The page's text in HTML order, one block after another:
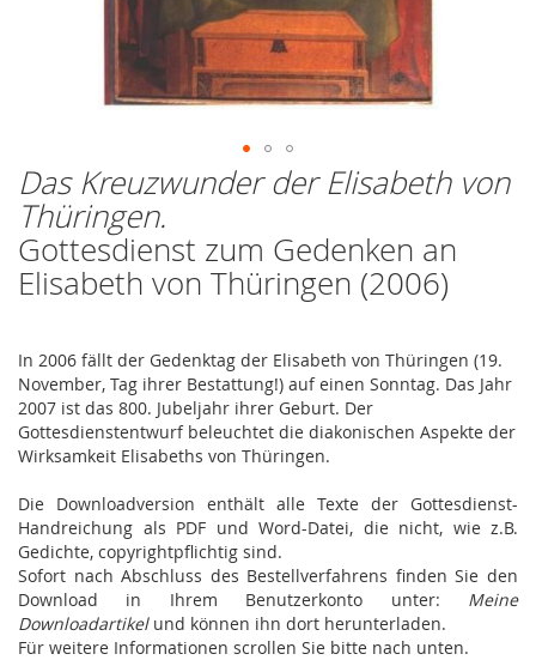
Das Kreuzwunder der Elisabeth von
Thüringen.
Gottesdienst zum Gedenken an
Elisabeth von Thüringen (2006)
In 2006 fällt der Gedenktag der Elisabeth von Thüringen (19.
November, Tag ihrer Bestattung!) auf einen Sonntag. Das Jahr
2007 ist das 800. Jubeljahr ihrer Geburt. Der
Gottesdienstentwurf beleuchtet die diakonischen Aspekte der
Wirksamkeit Elisabeths von Thüringen.
Die Downloadversion enthält alle Texte der Gottesdienst-
Handreichung als PDF und Word-Datei, die nicht, wie z.B.
Gedichte, copyrightpflichtig sind.
Sofort nach Abschluss des Bestellverfahrens finden Sie den
Download in Ihrem Benutzerkonto unter: Meine
Downloadartikel und können ihn dort herunterladen.
Für weitere Informationen scrollen Sie bitte nach unten.
Zum
Anfang
der
Bildergalerie
springen